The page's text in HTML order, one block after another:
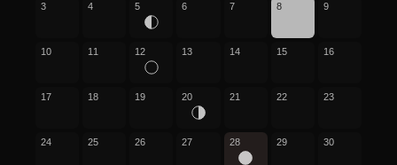
3 4 5 6 7 8 9
10 11 12 13 14 15 16
17 18 19 20 21 22 23
24 25 26 27 28 29 30